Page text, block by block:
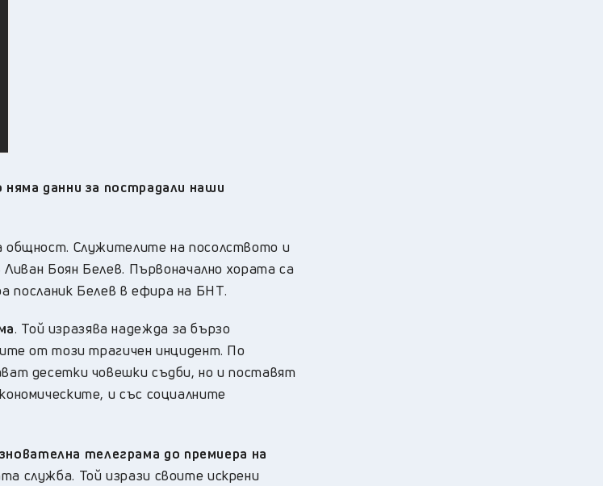
данни за пострадали наши
Служителите на посолството и
Боян Белев. Първоначално хората са
посланик Белев в ефира на БНТ.
. Той изразява надежда за бързо
от този трагичен инцидент. По
десетки човешки съдби, но и поставят
и със социалните
телеграма до премиера на
служба. Той изрази своите искрени